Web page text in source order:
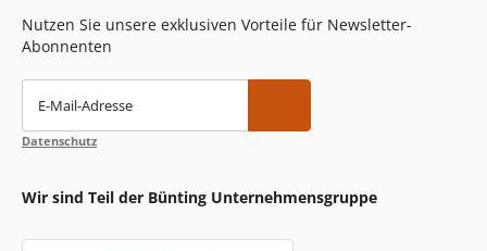
Nutzen Sie unsere exklusiven Vorteile für Newsletter-
Abonnenten
E-Mail-Adresse
Datenschutz
Wir sind Teil der Bünting Unternehmensgruppe